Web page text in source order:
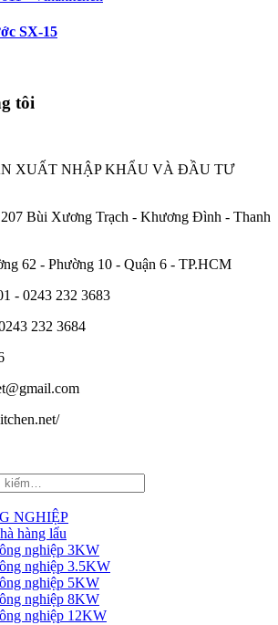
SX-15
tôi
XUẤT NHẬP KHẨU VÀ ĐẦU TƯ
Bùi Xương Trạch - Khương Đình - Thanh
62 - Phường 10 - Quận 6 - TP.HCM
- 0243 232 3683
232 3684
NGHIỆP
hàng lẩu
nghiệp 3KW
nghiệp 3.5KW
nghiệp 5KW
nghiệp 8KW
nghiệp 12KW